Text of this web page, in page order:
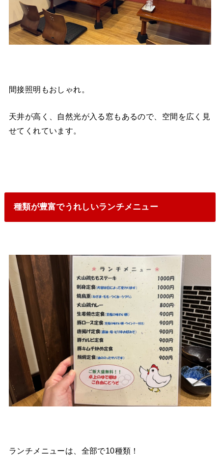
間接照明もおしゃれ。
天井が高く、自然光が入る窓もあるので、空間を広く見
せてくれています。
種類が豊富でうれしいランチメニュー
ランチメニューは、全部で10種類！